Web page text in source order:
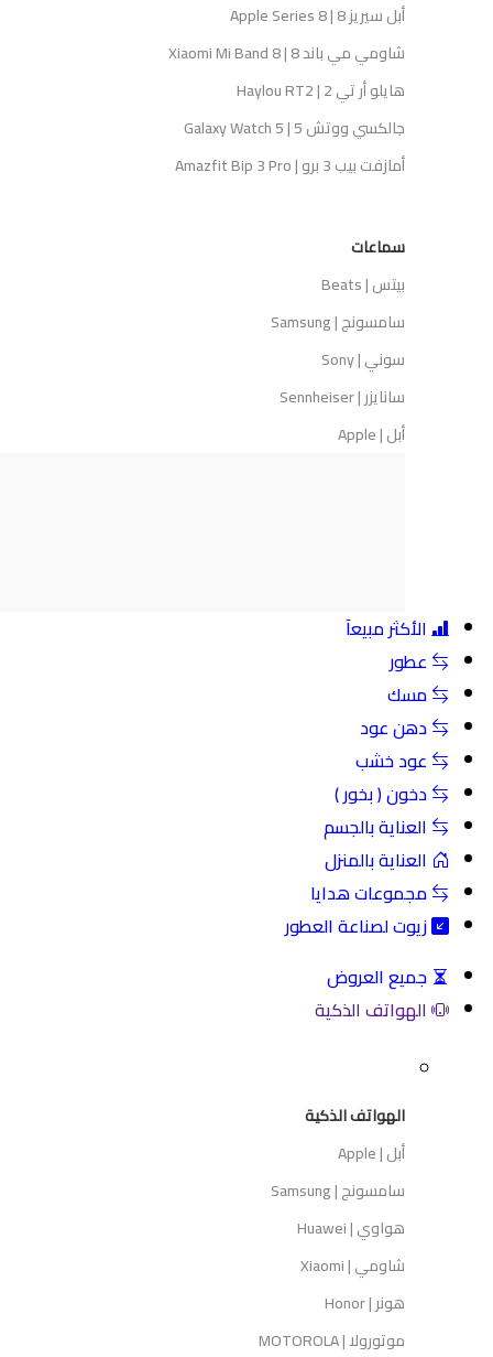
أبل سيريز 8 | Apple Series 8
شاومي مي باند 8 | Xiaomi Mi Band 8
هايلو أر تي 2 | Haylou RT2
جالكسي ووتش 5 | Galaxy Watch 5
أمازفت بيب 3 برو | Amazfit Bip 3 Pro
سماعات
بيتس | Beats
سامسونج | Samsung
سوني | Sony
سانايزر | Sennheiser
الأكثر مبيعآ
عطور
مسك
دهن عود
عود خشب
دخون ( بخور )
العناية بالجسم
العناية بالمنزل
مجموعات هدايا
زيوت لصناعة العطور
جميع العروض
الهواتف الذكية
الهواتف الذكية
سامسونج | Samsung
هواوي | Huawei
شاومي | Xiaomi
موتورولا | MOTOROLA